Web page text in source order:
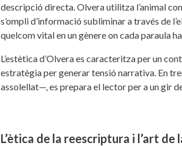
descripció directa. Olvera utilitza l’animal
s’ompli d’informació subliminar a través de
quelcom vital en un gènere on cada paraula
L’estètica d’Olvera es caracteritza per un
estratègia per generar tensió narrativa. En
assolellat—, es prepara el lector per a un gir
L’ètica de la reescriptura i l’art de